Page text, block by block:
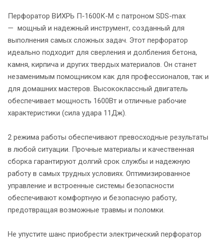
Перфоратор ВИХРЬ П-1600К-М с патроном SDS-max
— мощный и надежный инструмент, созданный для
выполнения самых сложных задач. Этот перфоратор
идеально подходит для сверления и долбления бетона,
камня, кирпича и других твердых материалов. Он станет
незаменимым помощником как для профессионалов, так и
для домашних мастеров. Высококлассный двигатель
обеспечивает мощность 1600Вт и отличные рабочие
характеристики (сила удара 11Дж).
2 режима работы обеспечивают превосходные результаты
в любой ситуации. Прочные материалы и качественная
сборка гарантируют долгий срок службы и надежную
работу в самых трудных условиях. Оптимизированное
управление и встроенные системы безопасности
обеспечивают комфортную и безопасную работу,
предотвращая возможные травмы и поломки.
Не упустите шанс приобрести электрический перфоратор